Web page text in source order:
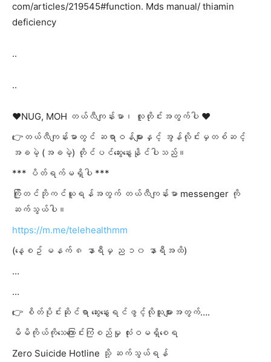
com/articles/219545#function. Mds manual/ thiamin
deficiency
..
..
❤️NUG, MOH တယ်လီကျန်းမာ၊ လူတိုင်းအတွက်ပါ ❤️
👉တယ်လီကျန်းမာတွင် ဆရာဝန်များနှင့် အွန်လိုင်းမှတစ်ဆင့်
အခမဲ့ (အခမဲ့) တိုင်ပင်ဆွေးနွေးနိုင်ပါသည်။
*** ပိတ်ရက်မရှိပါ ***
ကြိုတင်ဘိုကင်ယူရန်အတွက် တယ်လီကျန်းမာ messenger ကို
ဆက်သွယ်ပါ။
https://m.me/telehealthmm
(နေ့စဥ် မနက် ၈ နာရီမှ ည ၁၀ နာရီအထိ)
…
…
👉 စိတ်ပိုင်းဆိုင်ရာ ဆွေးနွေးရင်ဖွင့်လိုသူများအတွက်….
မိမိကိုယ်ကိုသေကြောင်းကြံစည်မှု လုံးဝမရှိစေရ
Zero Suicide Hotline သို့ ဆက်သွယ်ရန်